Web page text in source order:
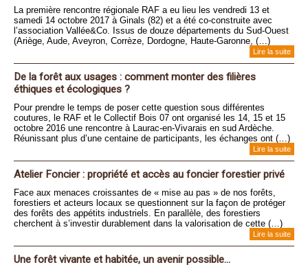
La première rencontre régionale RAF a eu lieu les vendredi 13 et
samedi 14 octobre 2017 à Ginals (82) et a été co-construite avec
l’association Vallée&Co. Issus de douze départements du Sud-Ouest
(Ariège, Aude, Aveyron, Corrèze, Dordogne, Haute-Garonne, (…)
Lire la suite
De la forêt aux usages : comment monter des filières
éthiques et écologiques ?
Pour prendre le temps de poser cette question sous différentes
coutures, le RAF et le Collectif Bois 07 ont organisé les 14, 15 et 15
octobre 2016 une rencontre à Laurac-en-Vivarais en sud Ardèche.
Réunissant plus d’une centaine de participants, les échanges ont (…)
Lire la suite
Atelier Foncier : propriété et accès au foncier forestier privé
Face aux menaces croissantes de « mise au pas » de nos forêts,
forestiers et acteurs locaux se questionnent sur la façon de protéger
des forêts des appétits industriels. En parallèle, des forestiers
cherchent à s’investir durablement dans la valorisation de cette (…)
Lire la suite
Une forêt vivante et habitée, un avenir possible...